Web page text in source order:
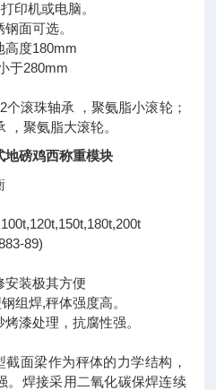
印机或电脑。
面可选。
高度180mm
于280mm
滚珠轴承 ，聚氨脂小滚轮；
，聚氨脂大滚轮。
地磅鸡西称重模块
89)
安装极其方便
组焊,秤体强度高。
漆处理，抗腐性强。
面梁作为秤体的力学结构，
。焊接采用二氧化碳保焊连续